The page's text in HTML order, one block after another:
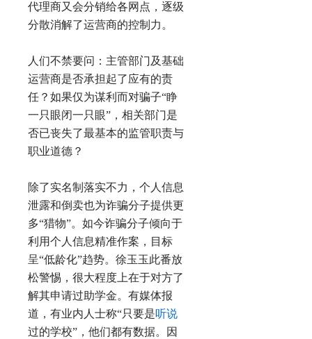
代理商又会分销给各网点，逐级
分散消解了运营商的控制力。
人们不禁要问：主管部门及基础
运营商是否承担起了应有的责
任？如果仅为谋利而对骗子“睁
一只眼闭一只眼”，相关部门是
否已丧失了最基本的监管职责与
职业道德？
除了实名制落实不力，个人信息
泄露和倒卖也为诈骗分子提供更
多“猎物”。如今诈骗分子倾向于
利用个人信息精准作案，目标
呈“低龄化”趋势。徐玉玉此番放
松警惕，很大程度上在于对方了
解其申请过助学金。有媒体报
道，有业内人士称“只要是听说
过的学校”，他们都有数据。因